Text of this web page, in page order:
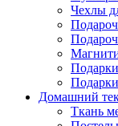
Чехлы
Домашний
Ткань